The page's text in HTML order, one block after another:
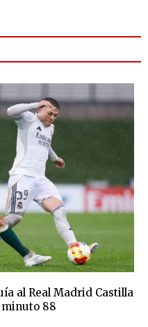
al Real Madrid Castilla
minuto 88